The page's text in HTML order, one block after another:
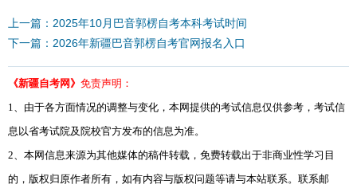
上一篇：2025年10月巴音郭楞自考本科考试时间
下一篇：2026年新疆巴音郭楞自考官网报名入口
《新疆自考网》 免责声明：
1、由于各方面情况的调整与变化，本网提供的考试信息仅供参考，考试信
息以省考试院及院校官方发布的信息为准。
2、本网信息来源为其他媒体的稿件转载，免费转载出于非商业性学习目
的，版权归原作者所有，如有内容与版权问题等请与本站联系。联系邮